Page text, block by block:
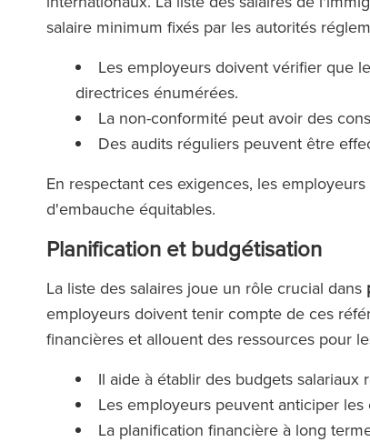
salaire minimum fixés par les autorités
Les employeurs doivent vérifier que
directrices énumérées.
La non-conformité peut avoir des
Des audits réguliers peuvent être
En respectant ces exigences, les
d'embauche équitables.
Planification et budgétisation
La liste des salaires joue un rôle crucial dans
employeurs doivent tenir compte de ces
financières et allouent des ressources pour
Il aide à établir des budgets
Les employeurs peuvent anticiper
La planification financière à long